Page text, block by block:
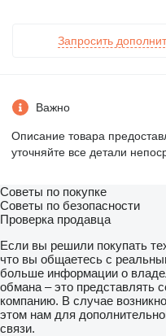
Запросить
Важно
Описание товара
уточняйте все детали
Советы по покупке
Советы по безопасности
Проверка продавца
Если вы решили покупать
что вы общаетесь с
больше информации о
обмана – это представлять
компанию. В случае
этом нам для
связи.